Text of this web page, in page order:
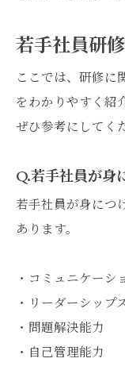
若手社員研
ここでは、研修に
をわかりやすく紹
ぜひ参考にしてく
Q.若手社員が身
若手社員が身につ
あります。
・コミュニケーシ
・リーダーシップ
・問題解決能力
・自己管理能力